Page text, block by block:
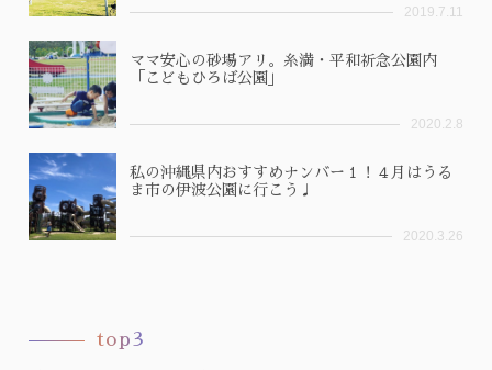
2019.7.11
ママ安心の砂場アリ。糸満・平和祈念公園内
「こどもひろば公園」
2020.2.8
私の沖縄県内おすすめナンバー１！４月はうる
ま市の伊波公園に行こう♩
2020.3.26
top3